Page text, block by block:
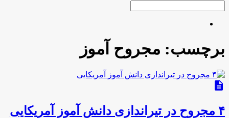
برچسب: مجروح آموز
description
۴ مجروح در تیراندازی دانش آموز آمریکایی